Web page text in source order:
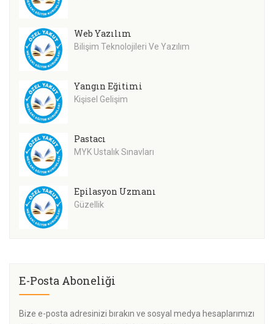
Web Yazılım
Bilişim Teknolojileri Ve Yazılım
Yangın Eğitimi
Kişisel Gelişim
Pastacı
MYK Ustalık Sınavları
Epilasyon Uzmanı
Güzellik
E-Posta Aboneliği
Bize e-posta adresinizi bırakın ve sosyal medya hesaplarımızı